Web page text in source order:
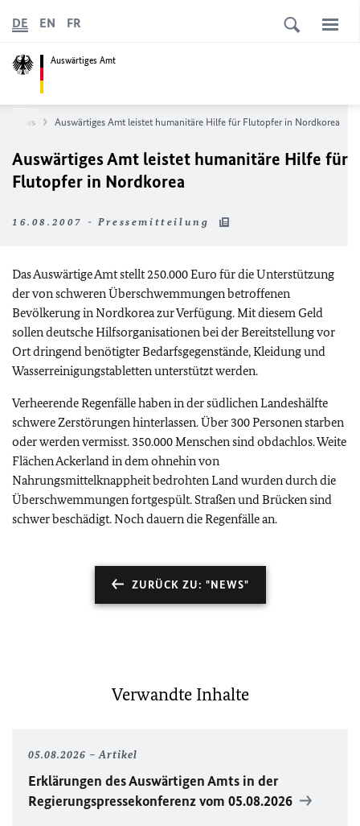
Auswärtiges Amt
DE EN FR
News Auswärtiges Amt leistet humanitäre Hilfe für Flutopfer in Nordkorea
Auswärtiges Amt leistet humanitäre Hilfe für
Flutopfer in Nordkorea
16.08.2007 - Pressemitteilung
Das Auswärtige Amt stellt 250.000 Euro für die Unterstützung
der von schweren Überschwemmungen betroffenen
Bevölkerung in Nordkorea zur Verfügung. Mit diesem Geld
sollen deutsche Hilfsorganisationen bei der Bereitstellung vor
Ort dringend benötigter Bedarfsgegenstände, Kleidung und
Wasserreinigungstabletten unterstützt werden.
Verheerende Regenfälle haben in der südlichen Landeshälfte
schwere Zerstörungen hinterlassen. Über 300 Personen starben
oder werden vermisst. 350.000 Menschen sind obdachlos. Weite
Flächen Ackerland in dem ohnehin von
Nahrungsmittelknappheit bedrohten Land wurden durch die
Überschwemmungen fortgespült. Straßen und Brücken sind
schwer beschädigt. Noch dauern die Regenfälle an.
ZURÜCK ZU: "NEWS"
Verwandte Inhalte
05.08.2026 Artikel
Erklärungen des Auswärtigen Amts in der
Regierungspressekonferenz vom 05.08.2026